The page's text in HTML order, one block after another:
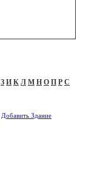
З И К Л М Н О П Р С
Добавить Здание